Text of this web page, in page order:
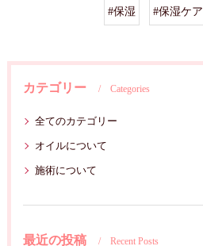
#保湿 #保湿ケア
カテゴリー Categories
全てのカテゴリー
オイルについて
施術について
最近の投稿 Recent Posts